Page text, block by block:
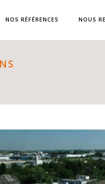
NOS RÉFÉRENCES NOUS